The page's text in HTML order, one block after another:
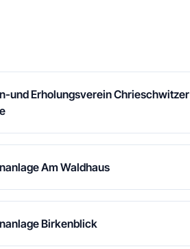
und Erholungsverein Chrieschwitzer
Am Waldhaus
Birkenblick